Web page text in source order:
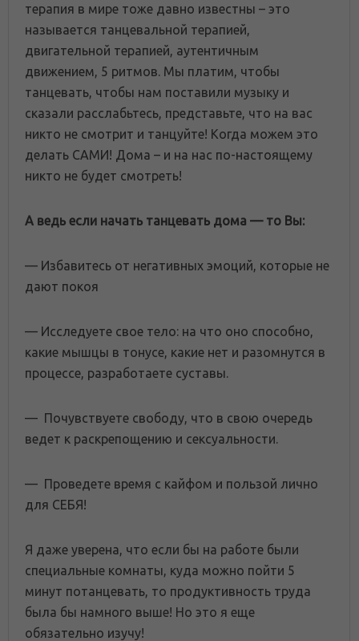
терапия в мире тоже давно известны – это
называется танцевальной терапией,
двигательной терапией, аутентичным
движением, 5 ритмов. Мы платим, чтобы
танцевать, чтобы нам поставили музыку и
сказали расслабьтесь, представьте, что на вас
никто не смотрит и танцуйте! Когда можем это
делать САМИ! Дома – и на нас по-настоящему
никто не будет смотреть!
А ведь если начать танцевать дома — то Вы:
— Избавитесь от негативных эмоций, которые не
дают покоя
— Исследуете свое тело: на что оно способно,
какие мышцы в тонусе, какие нет и разомнутся в
процессе, разработаете суставы.
— Почувствуете свободу, что в свою очередь
ведет к раскрепощению и сексуальности.
— Проведете время с кайфом и пользой лично
для СЕБЯ!
Я даже уверена, что если бы на работе были
специальные комнаты, куда можно пойти 5
минут потанцевать, то продуктивность труда
была бы намного выше! Но это я еще
обязательно изучу!